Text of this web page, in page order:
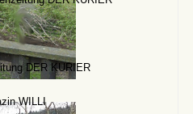
DER KURIER
WILLI